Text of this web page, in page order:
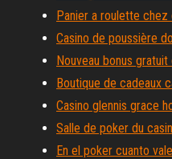
Panier a roulette chez
Casino de poussière
Nouveau bonus
Boutique de cadeaux
Casino glennis grace
Salle de poker du
En el poker cuanto